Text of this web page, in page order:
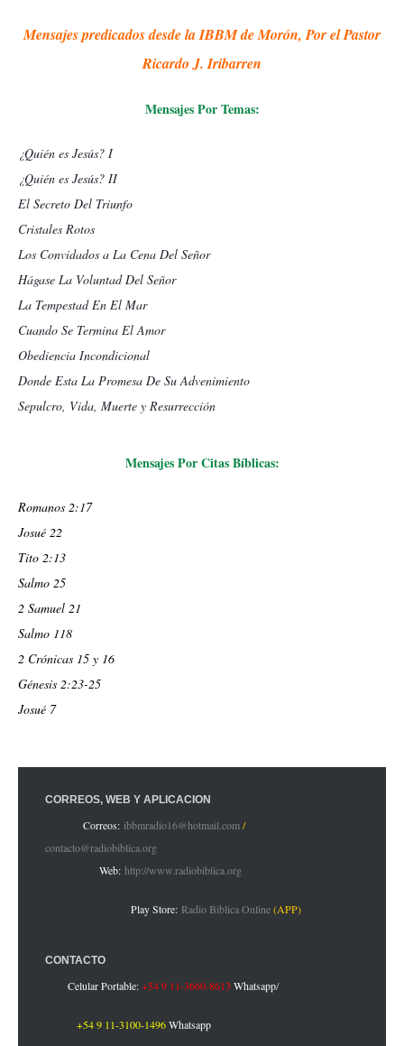
Mensajes predicados desde la IBBM de Morón, Por el Pastor
Ricardo J. Iribarren
Mensajes Por Temas:
¿Quién es Jesús? I
¿Quién es Jesús? II
El Secreto Del Triunfo
Cristales Rotos
Los Convidados a La Cena Del Señor
Hágase La Voluntad Del Señor
La Tempestad En El Mar
Cuando Se Termina El Amor
Obediencia Incondicional
Donde Esta La Promesa De Su Advenimiento
Sepulcro, Vida, Muerte y Resurrección
Mensajes Por Citas Bíblicas:
Romanos 2:17
Josué 22
Tito 2:13
Salmo 25
2 Samuel 21
Salmo 118
2 Crónicas 15 y 16
Génesis 2:23-25
Josué 7
CORREOS, WEB Y APLICACIÓN
Correos: ibbmradio16@hotmail.com/
contacto@radiobiblica.org
Web: http://www.radiobiblica.org
Play Store: Radio Biblica Online(APP)
CONTACTO
Celular Portable:+54 9 11-3660-8613 Whatsapp/
+54 9 11-3100-1496Whatsapp